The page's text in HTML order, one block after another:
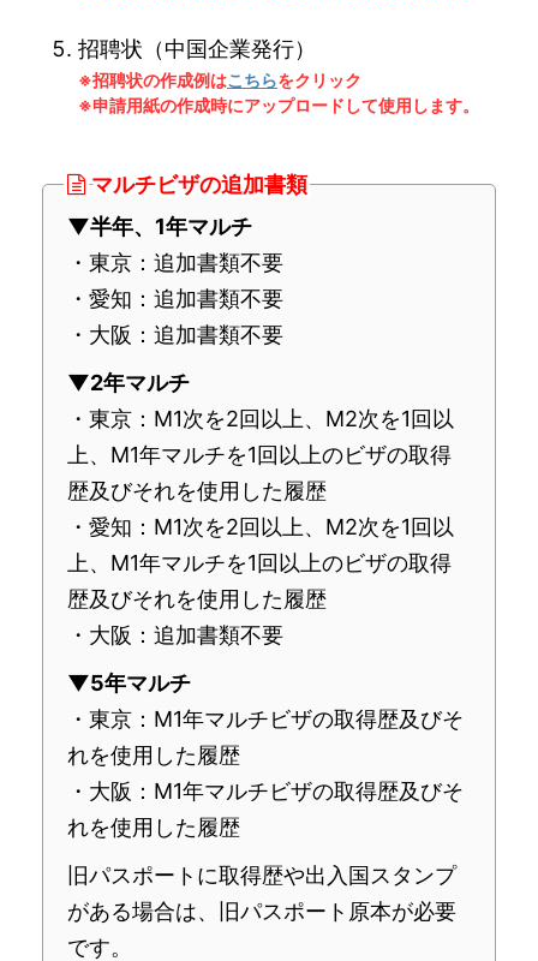
招聘状（中国企業発行）
※招聘状の作成例はこちらをクリック
※申請用紙の作成時にアップロードして使用します。
マルチビザの追加書類
▼半年、1年マルチ
・東京：追加書類不要
・愛知：追加書類不要
・大阪：追加書類不要
▼2年マルチ
・東京：M1次を2回以上、M2次を1回以
上、M1年マルチを1回以上のビザの取得
歴及びそれを使用した履歴
・愛知：M1次を2回以上、M2次を1回以
上、M1年マルチを1回以上のビザの取得
歴及びそれを使用した履歴
・大阪：追加書類不要
▼5年マルチ
・東京：M1年マルチビザの取得歴及びそ
れを使用した履歴
・大阪：M1年マルチビザの取得歴及びそ
れを使用した履歴
旧パスポートに取得歴や出入国スタンプ
がある場合は、旧パスポート原本が必要
です。